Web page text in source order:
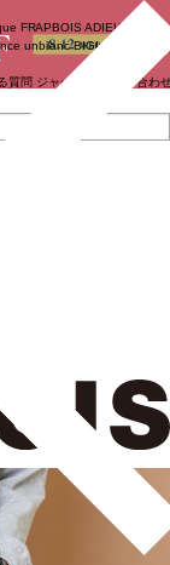
FRAPBOIS ADIEU
unbilanc BIGI online store
質問 ジャーナル お問い合わ